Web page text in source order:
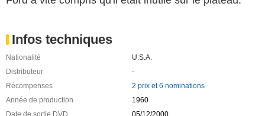
Infos techniques
Nationalité
U.S.A.
Distributeur
-
Récompenses
2 prix et 6 nominations
Année de production
1960
Date de sortie DVD
05/12/2000